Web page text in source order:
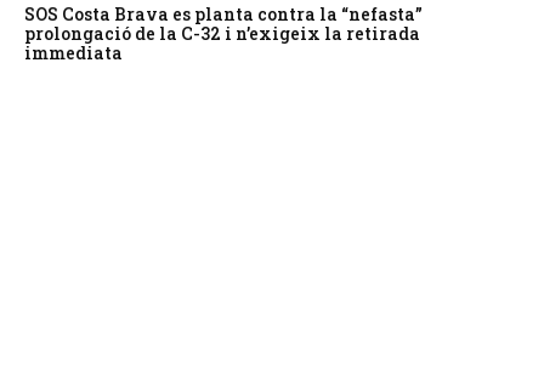
SOS Costa Brava es planta contra la “nefasta”
prolongació de la C-32 i n’exigeix la retirada
immediata